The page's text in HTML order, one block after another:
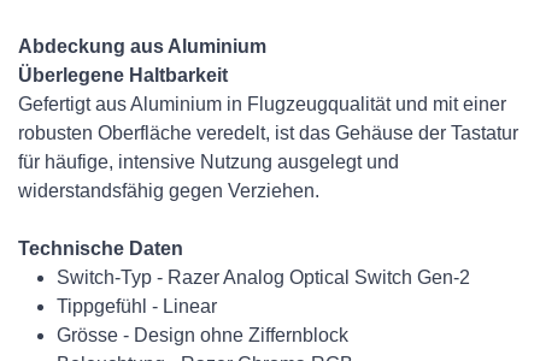
Abdeckung aus Aluminium
Überlegene Haltbarkeit
Gefertigt aus Aluminium in Flugzeugqualität und mit einer
robusten Oberfläche veredelt, ist das Gehäuse der Tastatur
für häufige, intensive Nutzung ausgelegt und
widerstandsfähig gegen Verziehen.
Technische Daten
Switch-Typ - Razer Analog Optical Switch Gen-2
Tippgefühl - Linear
Grösse - Design ohne Ziffernblock